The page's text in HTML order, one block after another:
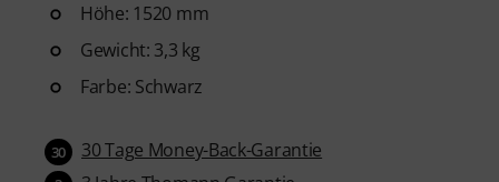
Höhe: 1520 mm
Gewicht: 3,3 kg
Farbe: Schwarz
30 30 Tage Money-Back-Garantie